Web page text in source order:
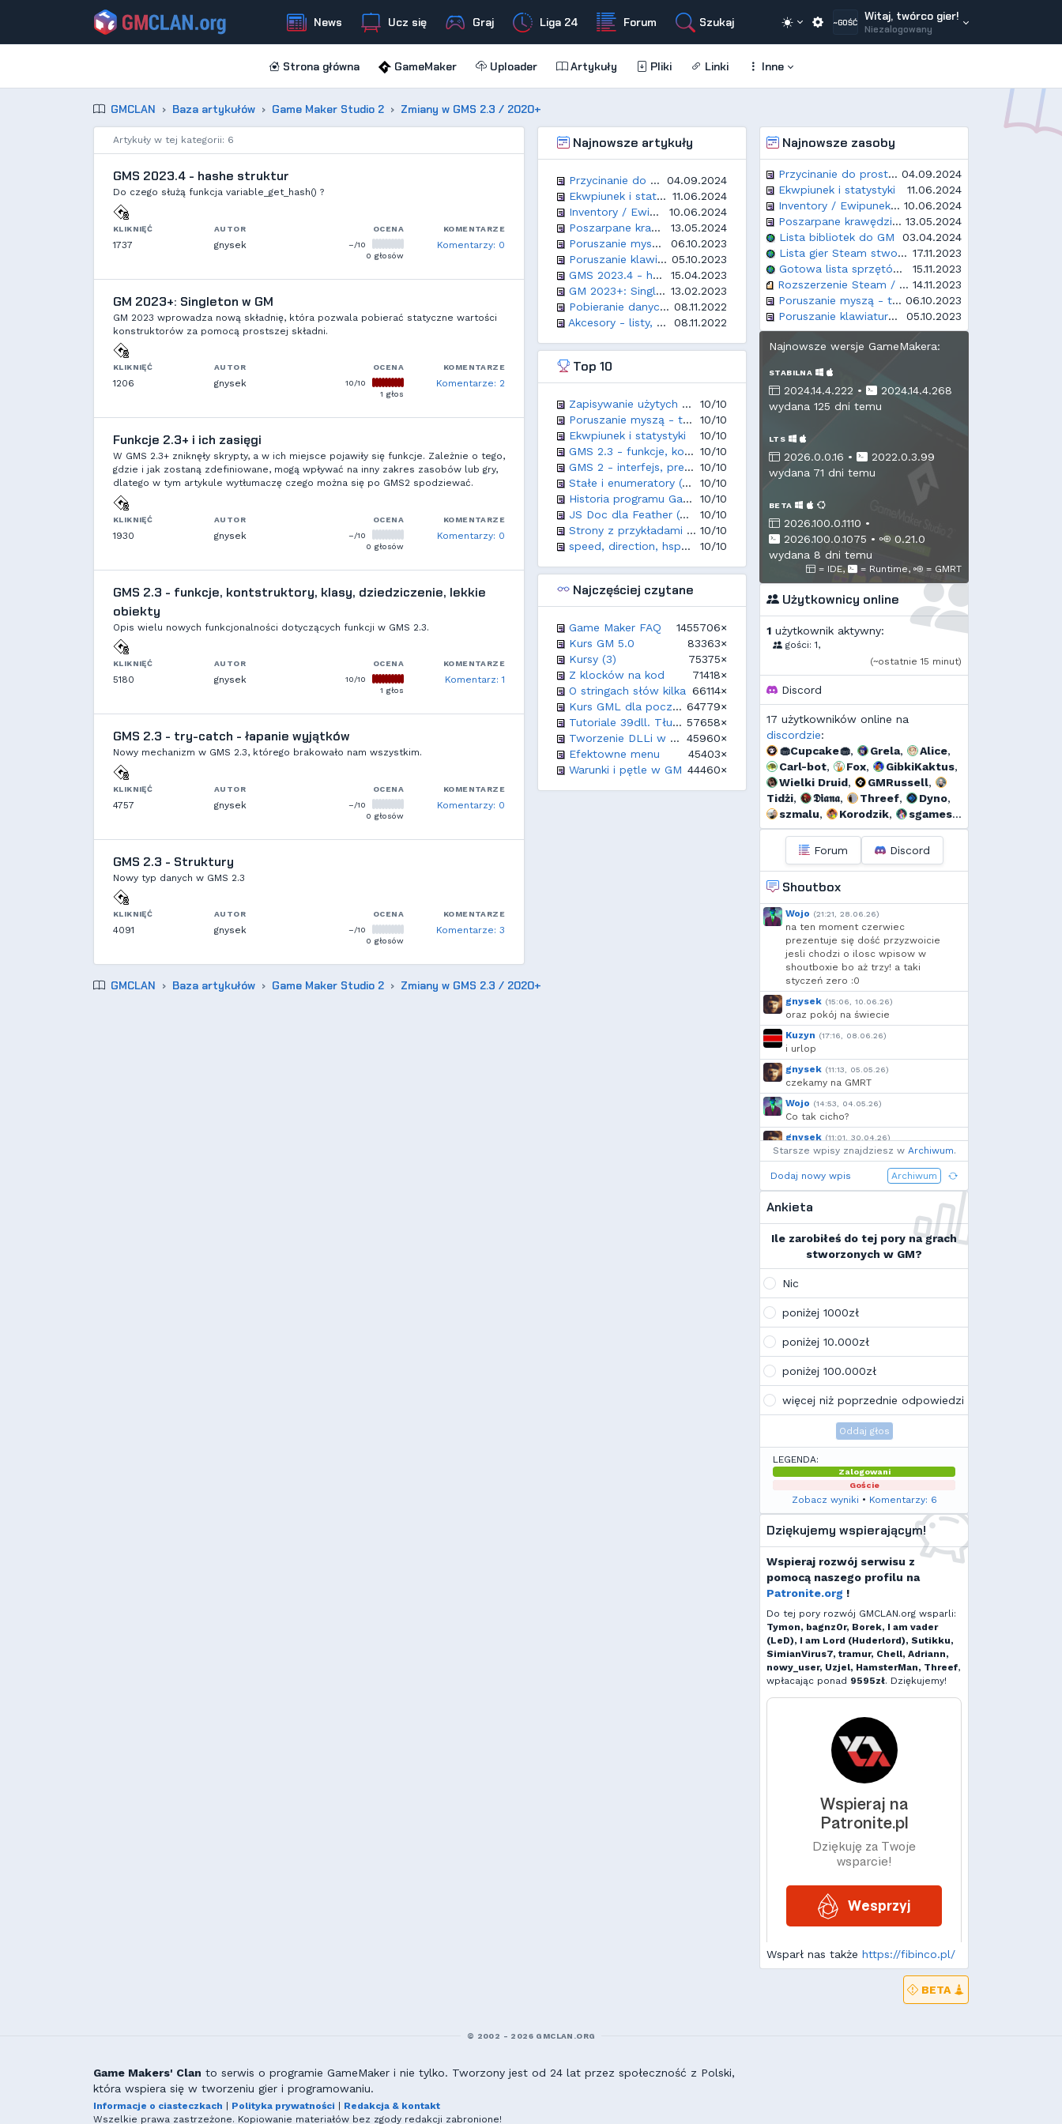
~GOŚĆ Witaj, twórco gier!
Niezalogowany
News Ucz się Graj Liga 24 Forum Szukaj
Strona główna GameMaker Uploader Artykuły Pliki Linki Inne
GMCLAN Baza artykułów Game Maker Studio 2 Zmiany w GMS 2.3 / 2020+
Artykuły w tej kategorii: 6
GMS 2023.4 - hashe struktur
Do czego służą funkcja variable_get_hash() ?
KLIKNIĘĆ
1737
AUTOR
gnysek
OCENA
–/10
0 głosów
KOMENTARZE
Komentarzy: 0
GM 2023+: Singleton w GM
GM 2023 wprowadza nową składnię, która pozwala pobierać statyczne wartości
konstruktorów za pomocą prostszej składni.
KLIKNIĘĆ
1206
AUTOR
gnysek
OCENA
10/10
1 głos
KOMENTARZE
Komentarze: 2
Funkcje 2.3+ i ich zasięgi
W GMS 2.3+ zniknęły skrypty, a w ich miejsce pojawiły się funkcje. Zależnie o tego,
gdzie i jak zostaną zdefiniowane, mogą wpływać na inny zakres zasobów lub gry,
dlatego w tym artykule wytłumaczę czego można się po GMS2 spodziewać.
KLIKNIĘĆ
1930
AUTOR
gnysek
OCENA
–/10
0 głosów
KOMENTARZE
Komentarzy: 0
GMS 2.3 - funkcje, kontstruktory, klasy, dziedziczenie, lekkie
obiekty
Opis wielu nowych funkcjonalności dotyczących funkcji w GMS 2.3.
KLIKNIĘĆ
5180
AUTOR
gnysek
OCENA
10/10
1 głos
KOMENTARZE
Komentarz: 1
GMS 2.3 - try-catch - łapanie wyjątków
Nowy mechanizm w GMS 2.3, którego brakowało nam wszystkim.
KLIKNIĘĆ
4757
AUTOR
gnysek
OCENA
–/10
0 głosów
KOMENTARZE
Komentarzy: 0
GMS 2.3 - Struktury
Nowy typ danych w GMS 2.3
KLIKNIĘĆ
4091
AUTOR
gnysek
OCENA
–/10
0 głosów
KOMENTARZE
Komentarze: 3
Najnowsze artykuły
Przycinanie do prostokątnego obszaru
04.09.2024
Ekwpiunek i statystyki
11.06.2024
Inventory / Ewipunek / Plecak - proste rozwiązanie
10.06.2024
Poszarpane krawędzie w Opera GX
13.05.2024
Poruszanie myszą - top down
06.10.2023
Poruszanie klawiaturą - top down
05.10.2023
GMS 2023.4 - hashe struktur
15.04.2023
GM 2023+: Singleton w GM
13.02.2023
Pobieranie danych JSON z sieci - wyświetlanie aktualności w grze
08.11.2022
Akcesory - listy, mapy, gridy, structy, tablice
08.11.2022
Top 10
Zapisywanie użytych przedmiotów w grze (np. skrzyń)
10/10
Poruszanie myszą - top down
10/10
Ekwpiunek i statystyki
10/10
GMS 2.3 - funkcje, kontstruktory, klasy, dziedziczenie, lekkie obiekty
10/10
GMS 2 - interfejs, preferencje, sztuczki
10/10
Stałe i enumeratory (constants, macros, enums)
10/10
Historia programu GameMaker
10/10
JS Doc dla Feather (GMS 2022.2+)
10/10
Strony z przykładami i zasobami GMS2
10/10
speed, direction, hsped, vspeed, gravity, friction - i inne sposoby poruszania
10/10
Najczęściej czytane
Game Maker FAQ
1455706×
Kurs GM 5.0
83363×
Kursy (3)
75375×
Z klocków na kod
71418×
O stringach słów kilka 66114×
Kurs GML dla początkujących
64779×
Tutoriale 39dll. Tłumaczenie.
57658×
Tworzenie DLLi w C++ i Object Pascal dla GM
45960×
Efektowne menu
45403×
Warunki i pętle w GM 44460×
GMCLAN Baza artykułów Game Maker Studio 2 Zmiany w GMS 2.3 / 2020+
Najnowsze zasoby
Przycinanie do prostokątnego obszaru
04.09.2024
Ekwpiunek i statystyki
11.06.2024
Inventory / Ewipunek / Plecak - proste rozwiązanie
10.06.2024
Poszarpane krawędzie w Opera GX
13.05.2024
Lista bibliotek do GM
03.04.2024
Lista gier Steam stworzonych w GameMakerze
17.11.2023
Gotowa lista sprzętów i rozdzielczości dla GM
15.11.2023
Rozszerzenie Steam / Steamworks
14.11.2023
Poruszanie myszą - top down
06.10.2023
Poruszanie klawiaturą - top down
05.10.2023
Najnowsze wersje GameMakera:
STABILNA
2024.14.4.222 •
2024.14.4.268
wydana 125 dni temu
LTS
2026.0.0.16 •
2022.0.3.99
wydana 71 dni temu
BETA
2026.100.0.1110 •
2026.100.0.1075 •
0.21.0
wydana 8 dni temu
= IDE, = Runtime, = GMRT
Użytkownicy online
1 użytkownik aktywny:
gości: 1,
(~ostatnie 15 minut)
Discord
17 użytkowników online na
discordzie:
🧁Cupcake🧁, Grela, Alice,
Carl-bot, Fox, GibkiKaktus,
Wielki Druid, GMRussell,
Tidżi, 𝕯𝖎𝖆𝖓𝖆, Threef, Dyno,
szmalu, Korodzik, sgames,
Ulti,
bagno
Forum
Discord
Shoutbox
Wojo (21:21, 28.06.26)
na ten moment czerwiec
prezentuje się dość przyzwoicie
jesli chodzi o ilosc wpisow w
shoutboxie bo aż trzy! a taki
styczeń zero :0
gnysek (15:06, 10.06.26)
oraz pokój na świecie
Kuzyn (17:16, 08.06.26)
i urlop
gnysek (11:13, 05.05.26)
czekamy na GMRT
Wojo (14:53, 04.05.26)
Co tak cicho?
gnysek (11:01, 30.04.26)
Grill panie, grill.
Wojo
(14:18, 29.04.26)
Jak planujecie spędzić najbliższą
Ja zainstalowałem sobie Linux mint
na swoim laptopie
Wojo
Tak, po zmianach gmclan przeżywa
wskazują, że ten rok będzie rokiem
Linuxa, rokiem odejścia od
discorda na rzecz forów
internetowych
K Kamilek
Ale klimat tu znowu wrócić!
Starsze wpisy znajdziesz w Archiwum.
Dodaj nowy wpis Archiwum
Ankieta
Ile zarobiłeś do tej pory na grach
stworzonych w GM?
Nic
poniżej 1000zł
poniżej 10.000zł
poniżej 100.000zł
więcej niż poprzednie odpowiedzi
Oddaj głos
LEGENDA:
Zalogowani
Goście
Zobacz wyniki • Komentarzy: 6
Dziękujemy wspierającym!
Wspieraj rozwój serwisu z
pomocą naszego profilu na
Patronite.org !
Do tej pory rozwój GMCLAN.org wsparli:
Tymon, bagnz0r, Borek, I am vader
(LeD), I am Lord (Huderlord), Sutikku,
SimianVirus7, tramur, Chell, Adriann,
nowy_user, Uzjel, HamsterMan, Threef,
wpłacając ponad 9595zł. Dziękujemy!
Wsparł nas także https://fibinco.pl/
BETA
© 2002 - 2026 GMCLAN.ORG
Game Makers' Clan to serwis o programie GameMaker i nie tylko. Tworzony jest od 24 lat przez społeczność z Polski,
która wspiera się w tworzeniu gier i programowaniu.
Informacje o ciasteczkach Polityka prywatności
Redakcja & kontakt
Wszelkie prawa zastrzeżone. Kopiowanie materiałów bez zgody redakcji zabronione!